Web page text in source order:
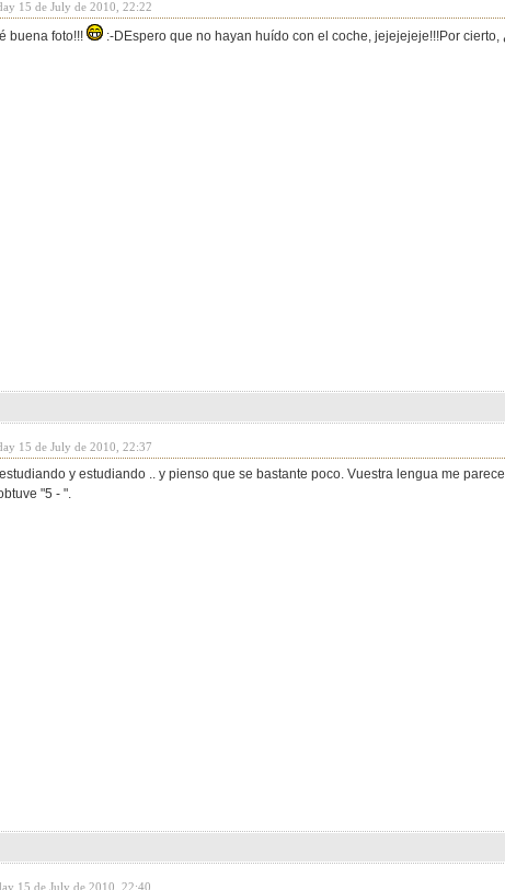
15 de July de 2010, 22:22
buena foto!!! :-DEspero que no hayan huído con el coche, jejejejeje!!!Por
15 de July de 2010, 22:37
y estudiando .. y pienso que se bastante poco. Vuestra lengua me
"5 - ".
15 de July de 2010, 22:40